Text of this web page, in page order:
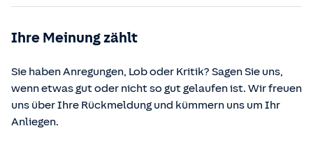
§§ 59 – 68 Gesetz über den Versicherungsvertrag
§ 48b Versicherungsaufsichtsgesetz (VAG)
Verordnung über die Versicherungsvermittlung und -
Ihre Meinung zählt
Sie haben Anregungen, Lob oder Kritik? Sagen Sie uns,
wenn etwas gut oder nicht so gut gelaufen ist. Wir freuen
uns über Ihre Rückmeldung und kümmern uns um Ihr
Anliegen.